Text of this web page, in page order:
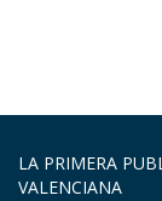
LA PRIMERA
VALENCIANA